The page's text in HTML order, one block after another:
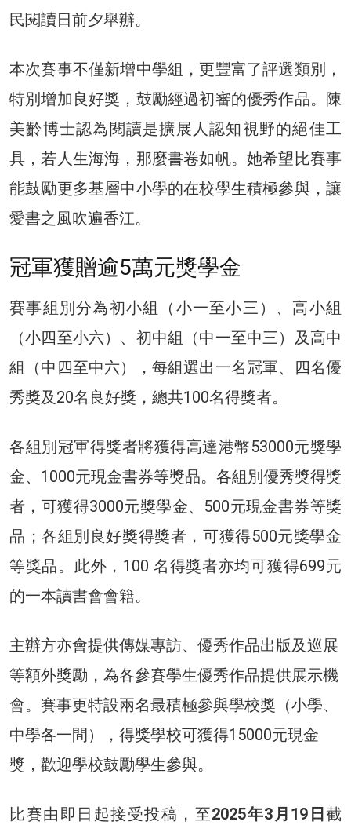
民閱讀日前夕舉辦。
本次賽事不僅新增中學組，更豐富了評選類別，
特別增加良好獎，鼓勵經過初審的優秀作品。陳
美齡博士認為閱讀是擴展人認知視野的絕佳工
具，若人生海海，那麼書卷如帆。她希望比賽事
能鼓勵更多基層中小學的在校學生積極參與，讓
愛書之風吹遍香江。
冠軍獲贈逾5萬元獎學金
賽事組別分為初小組（小一至小三）、高小組
（小四至小六）、初中組（中一至中三）及高中
組（中四至中六），每組選出一名冠軍、四名優
秀獎及20名良好獎，總共100名得獎者。
各組別冠軍得獎者將獲得高達港幣53000元獎學
金、1000元現金書券等獎品。各組別優秀獎得獎
者，可獲得3000元獎學金、500元現金書券等獎
品；各組別良好獎得獎者，可獲得500元獎學金
等獎品。此外，100 名得獎者亦均可獲得699元
的一本讀書會會籍。
主辦方亦會提供傳媒專訪、優秀作品出版及巡展
等額外獎勵，為各參賽學生優秀作品提供展示機
會。賽事更特設兩名最積極參與學校獎（小學、
中學各一間），得獎學校可獲得15000元現金
獎，歡迎學校鼓勵學生參與。
比賽由即日起接受投稿，至2025年3月19日 截